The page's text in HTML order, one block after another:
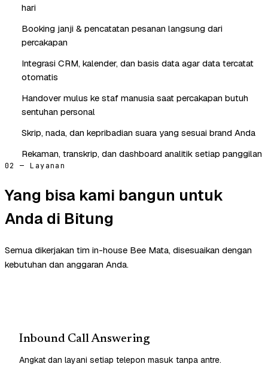
hari
Booking janji & pencatatan pesanan langsung dari
percakapan
Integrasi CRM, kalender, dan basis data agar data tercatat
otomatis
Handover mulus ke staf manusia saat percakapan butuh
sentuhan personal
Skrip, nada, dan kepribadian suara yang sesuai brand Anda
Rekaman, transkrip, dan dashboard analitik setiap panggilan
02 — Layanan
Yang bisa kami bangun untuk
Anda di Bitung
Semua dikerjakan tim in-house Bee Mata, disesuaikan dengan
kebutuhan dan anggaran Anda.
Inbound Call Answering
Angkat dan layani setiap telepon masuk tanpa antre.